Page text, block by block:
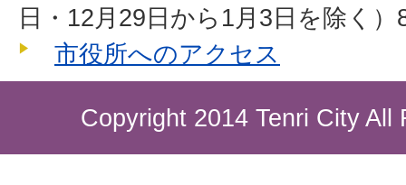
日・12月29日から1月3日を除く
市役所へのアクセス
Copyright 2014 Tenri City All